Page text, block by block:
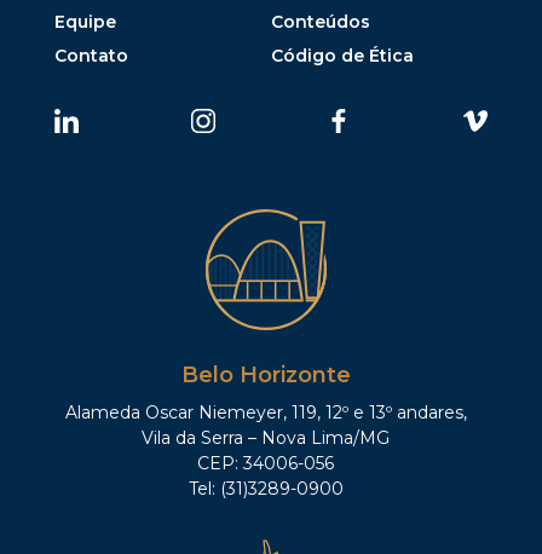
Equipe
Conteúdos
Contato
Código de Ética
Belo Horizonte
Alameda Oscar Niemeyer, 119, 12º e 13º andares,
Vila da Serra – Nova Lima/MG
CEP: 34006-056
Tel: (31)3289-0900